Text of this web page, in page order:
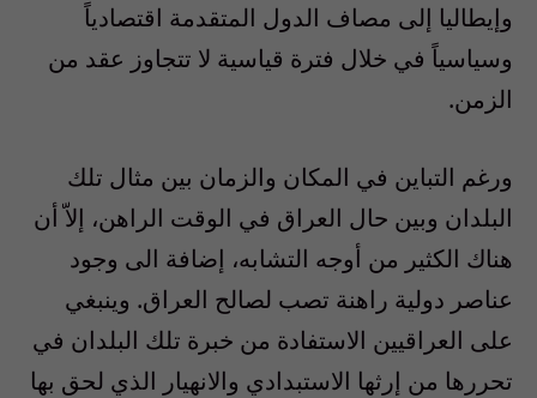
وإيطاليا إلى مصاف الدول المتقدمة اقتصادياً
وسياسياً في خلال فترة قياسية لا تتجاوز عقد من
الزمن.
ورغم التباين في المكان والزمان بين مثال تلك
البلدان وبين حال العراق في الوقت الراهن، إلاّ أن
هناك الكثير من أوجه التشابه، إضافة الى وجود
عناصر دولية راهنة تصب لصالح العراق. وينبغي
على العراقيين الاستفادة من خبرة تلك البلدان في
تحررها من إرثها الاستبدادي والانهيار الذي لحق بها